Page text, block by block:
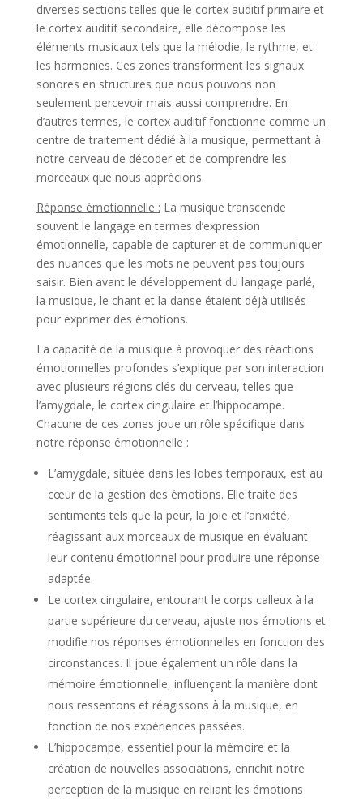
diverses sections telles que le cortex auditif primaire et
le cortex auditif secondaire, elle décompose les
éléments musicaux tels que la mélodie, le rythme, et
les harmonies. Ces zones transforment les signaux
sonores en structures que nous pouvons non
seulement percevoir mais aussi comprendre. En
d’autres termes, le cortex auditif fonctionne comme un
centre de traitement dédié à la musique, permettant à
notre cerveau de décoder et de comprendre les
morceaux que nous apprécions.
Réponse émotionnelle : La musique transcende
souvent le langage en termes d’expression
émotionnelle, capable de capturer et de communiquer
des nuances que les mots ne peuvent pas toujours
saisir. Bien avant le développement du langage parlé,
la musique, le chant et la danse étaient déjà utilisés
pour exprimer des émotions.
La capacité de la musique à provoquer des réactions
émotionnelles profondes s’explique par son interaction
avec plusieurs régions clés du cerveau, telles que
l’amygdale, le cortex cingulaire et l’hippocampe.
Chacune de ces zones joue un rôle spécifique dans
notre réponse émotionnelle :
L’amygdale, située dans les lobes temporaux, est au
cœur de la gestion des émotions. Elle traite des
sentiments tels que la peur, la joie et l’anxiété,
réagissant aux morceaux de musique en évaluant
leur contenu émotionnel pour produire une réponse
adaptée.
Le cortex cingulaire, entourant le corps calleux à la
partie supérieure du cerveau, ajuste nos émotions et
modifie nos réponses émotionnelles en fonction des
circonstances. Il joue également un rôle dans la
mémoire émotionnelle, influençant la manière dont
nous ressentons et réagissons à la musique, en
fonction de nos expériences passées.
L’hippocampe, essentiel pour la mémoire et la
création de nouvelles associations, enrichit notre
perception de la musique en reliant les émotions